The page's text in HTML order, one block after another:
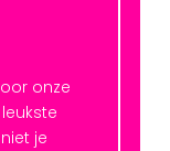
onze
je